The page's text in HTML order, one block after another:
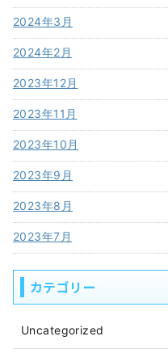
2024年3月
2024年2月
2023年12月
2023年11月
2023年10月
2023年9月
2023年8月
2023年7月
カテゴリー
Uncategorized